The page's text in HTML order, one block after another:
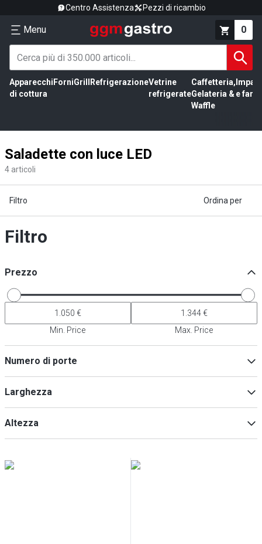
Centro Assistenza Pezzi di ricambio
Menu 0
Apparecchi
di cottura
ForniGrill RefrigerazioneVetrine
refrigerate
Caffetteria,
Gelateria &
Waffle
e
Saladette con luce LED
4 articoli
Filtro Ordina per
Filtro
Prezzo
Min. Price Max. Price
Numero di porte
3(2)
Larghezza
Altezza